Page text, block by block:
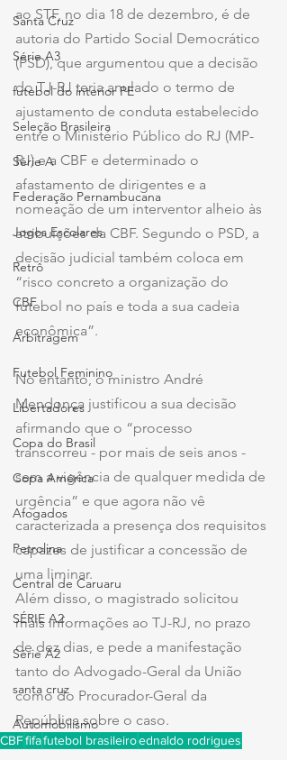
Santa Cruz
Série A3
futebol do interior PE
Seleção Brasileira
Série A
Federação Pernambucana
Jogos Escolares
Retrô
CBF
Arbitragem
Futebol Feminino
Libertadores
Copa do Brasil
Copa América
Afogados
Petrolina
Central de Caruaru
SÉRIE A2
Série A2
santa cruz
Automobilismo
ao STF, no dia 18 de dezembro, é de
autoria do Partido Social Democrático
(PSD), que argumentou que a decisão
do TJ-RJ teria anulado o termo de
ajustamento de conduta estabelecido
entre o Ministério Público do RJ (MP-
RJ) e a CBF e determinado o
afastamento de dirigentes e a
nomeação de um interventor alheio às
atribuições da CBF. Segundo o PSD, a
decisão judicial também coloca em
“risco concreto a organização do
futebol no país e toda a sua cadeia
econômica”.
No entanto, o ministro André
Mendonça justificou a sua decisão
afirmando que o “processo
transcorreu - por mais de seis anos -
sem a vigência de qualquer medida de
urgência” e que agora não vê
caracterizada a presença dos requisitos
capazes de justificar a concessão de
uma liminar.
Além disso, o magistrado solicitou
mais informações ao TJ-RJ, no prazo
de dez dias, e pede a manifestação
tanto do Advogado-Geral da União
como do Procurador-Geral da
República sobre o caso.
CBFfifafutebol brasileiroednaldo rodrigues